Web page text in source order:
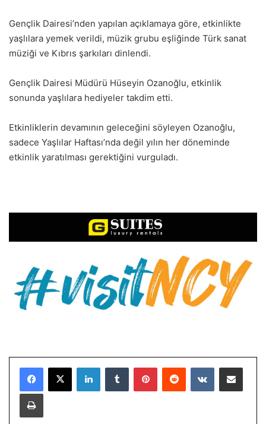
Gençlik Dairesi’nden yapılan açıklamaya göre, etkinlikte
yaşlılara yemek verildi, müzik grubu eşliğinde Türk sanat
müziği ve Kıbrıs şarkıları dinlendi.
Gençlik Dairesi Müdürü Hüseyin Ozanoğlu, etkinlik
sonunda yaşlılara hediyeler takdim etti.
Etkinliklerin devamının geleceğini söyleyen Ozanoğlu,
sadece Yaşlılar Haftası’nda değil yılın her döneminde
etkinlik yaratılması gerektiğini vurguladı.
LinkedInTumblr PinterestReddit VKontakteE-Posta ile paylaş
Yazdır